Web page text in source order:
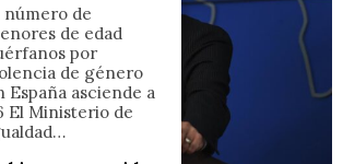
número de
de edad
por
de género
España asciende a
El Ministerio de